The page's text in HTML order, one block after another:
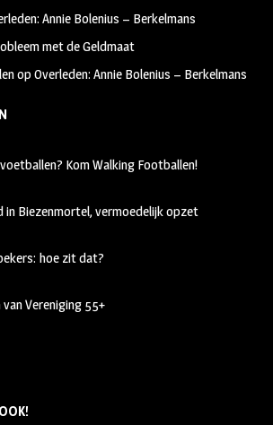
Annie Bolenius – Berkelmans
met de Geldmaat
opOverleden: Annie Bolenius – Berkelmans
Kom Walking Footballen!
in Biezenmortel, vermoedelijk opzet
hoe zit dat?
Vereniging 55+